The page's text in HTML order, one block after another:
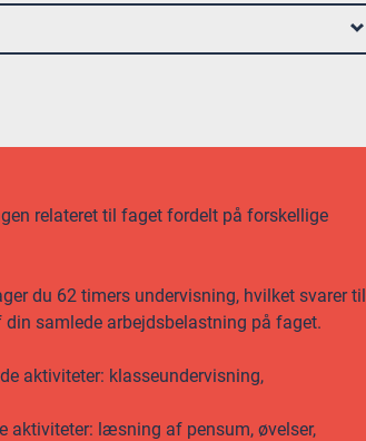
relateret til faget fordelt på forskellige
du 62 timers undervisning, hvilket svarer til
samlede arbejdsbelastning på faget.
aktiviteter: klasseundervisning,
aktiviteter: læsning af pensum, øvelser,